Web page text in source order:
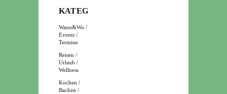
KATEGORIEN
Wann&Wo /
Events /
Termine
Reisen /
Urlaub /
Wellness
Kochen /
Backen /